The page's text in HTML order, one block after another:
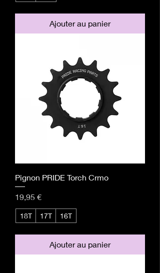
Ajouter au panier
Pignon PRIDE Torch Crmo
Prix
19,95 €
18T 17T 16T
Ajouter au panier